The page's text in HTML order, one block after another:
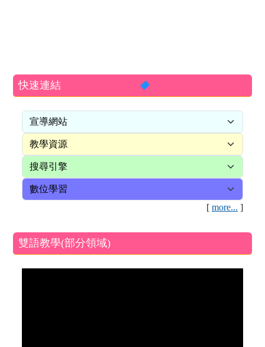
快速連結
[ more... ]
雙語教學(部分領域)